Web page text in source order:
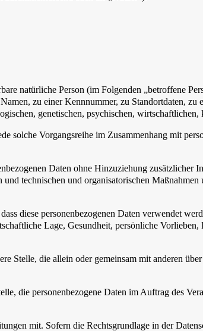
natürliche Person (im Folgenden „betroffene
zu einer Kennnummer, zu Standortdaten,
genetischen, psychischen,
solche Vorgangsreihe im Zusammenhang mit
Daten ohne Hinzuziehung
technischen und organisatorischen
diese personenbezogenen Daten verwendet
Lage, Gesundheit, persönliche
Stelle, die allein oder gemeinsam mit anderen
die personenbezogene Daten im Auftrag des
mit. Sofern die Rechtsgrundlage in der